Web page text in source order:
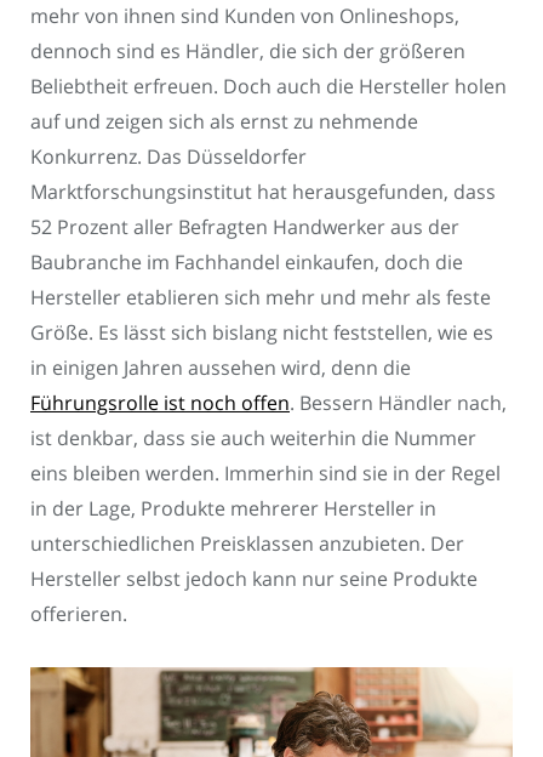
mehr von ihnen sind Kunden von Onlineshops,
dennoch sind es Händler, die sich der größeren
Beliebtheit erfreuen. Doch auch die Hersteller holen
auf und zeigen sich als ernst zu nehmende
Konkurrenz. Das Düsseldorfer
Marktforschungsinstitut hat herausgefunden, dass
52 Prozent aller Befragten Handwerker aus der
Baubranche im Fachhandel einkaufen, doch die
Hersteller etablieren sich mehr und mehr als feste
Größe. Es lässt sich bislang nicht feststellen, wie es
in einigen Jahren aussehen wird, denn die
Führungsrolle ist noch offen. Bessern Händler nach,
ist denkbar, dass sie auch weiterhin die Nummer
eins bleiben werden. Immerhin sind sie in der Regel
in der Lage, Produkte mehrerer Hersteller in
unterschiedlichen Preisklassen anzubieten. Der
Hersteller selbst jedoch kann nur seine Produkte
offerieren.